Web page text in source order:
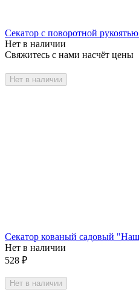
Секатор c поворотной
Нет в наличии
Свяжитесь с нами насчёт цены
Нет в наличии
Секатор кованый садовый "Наш
Нет в наличии
528 ₽
Нет в наличии